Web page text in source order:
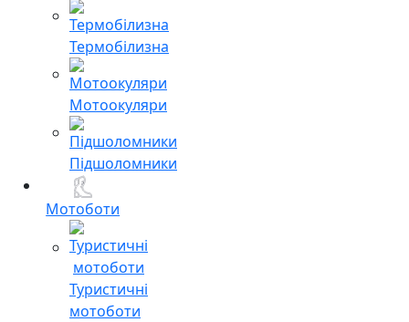
Термобілизна
Мотоокуляри
Підшоломники
Мотоботи
Туристичні
мотоботи